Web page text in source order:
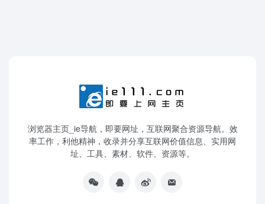
浏览器主页_ie导航，即要网址，互联网聚合资源导航。效
率工作，利他精神，收录并分享互联网价值信息、实用网
址、工具、素材、软件、资源等。